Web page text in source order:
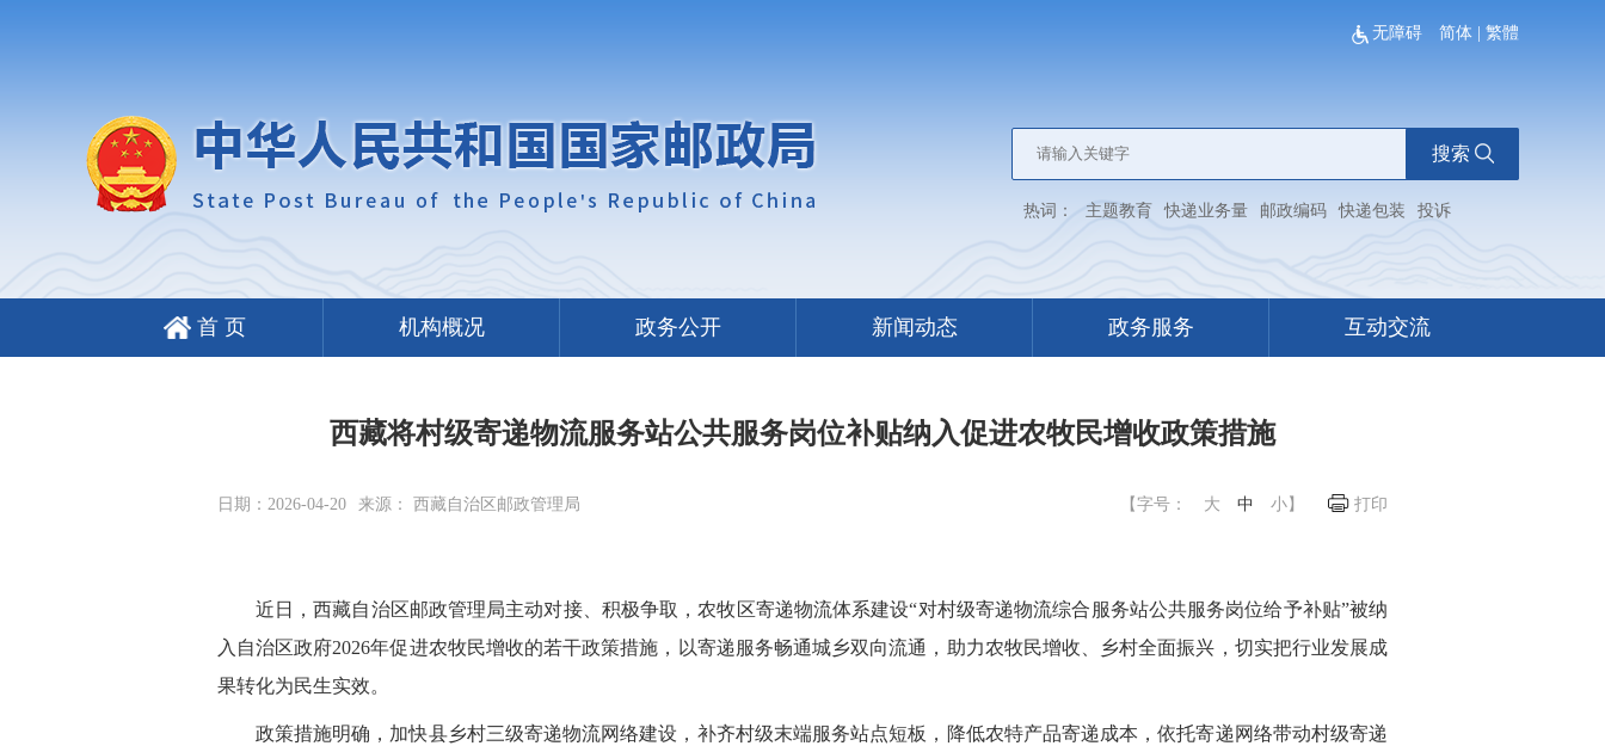
无障碍 简体 繁體
搜索
热词： 主题教育 快递业务量 邮政编码 快递包装 投诉
首 页 机构概况 政务公开 新闻动态 政务服务 互动交流
西藏将村级寄递物流服务站公共服务岗位补贴纳入促进农牧民增收政策措施
日期：2026-04-20 来源： 西藏自治区邮政管理局 打印
【字号： 大 中 小 】
近日，西藏自治区邮政管理局主动对接、积极争取，农牧区寄递物流体系建设“对村级寄递物流综合服务站公共服务岗位给予补贴”被纳
入自治区政府2026年促进农牧民增收的若干政策措施，以寄递服务畅通城乡双向流通，助力农牧民增收、乡村全面振兴，切实把行业发展成
果转化为民生实效。
政策措施明确，加快县乡村三级寄递物流网络建设，补齐村级末端服务站点短板，降低农特产品寄递成本，依托寄递网络带动村级寄递